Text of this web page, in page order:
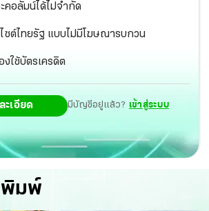
สหประชาชาติ (SDGs) ซึ่ง
ทำแผนยุทธศาสตร์ แผนงานและงบ
.ศ.2565-2566 ประเทศไทยเชื่อมั่นว่า
มาชิกร่วมกันจัดทำครั้งนี้ จะผลักดัน
ก้ไขปัญหาระดับโลก
คอลัมน์ได้ไม่จำกัด
ซต์ไทยรัฐ แบบไม่มีโฆษณารบกวน
งใช้บัตรเครดิต
ะเอียด มีบัญชีอยู่แล้ว? เข้าสู่ระบบ
พิมพ์